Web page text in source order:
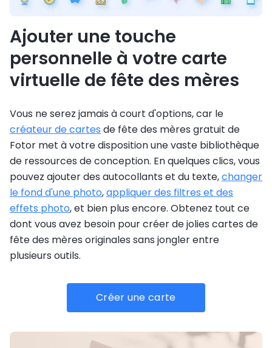
Ajouter une touche
personnelle à votre carte
virtuelle de fête des mères
Vous ne serez jamais à court d'options, car le
créateur de cartes de fête des mères gratuit de
Fotor met à votre disposition une vaste bibliothèque
de ressources de conception. En quelques clics, vous
pouvez ajouter des autocollants et du texte,changer
le fond d'une photo,appliquer des filtres et des
effets photo, et bien plus encore. Obtenez tout ce
dont vous avez besoin pour créer de jolies cartes de
fête des mères originales sans jongler entre
plusieurs outils.
Créer une carte